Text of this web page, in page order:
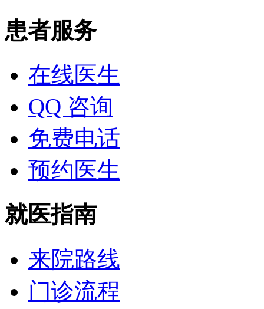
患者服务
在线医生
QQ 咨询
免费电话
预约医生
就医指南
来院路线
门诊流程